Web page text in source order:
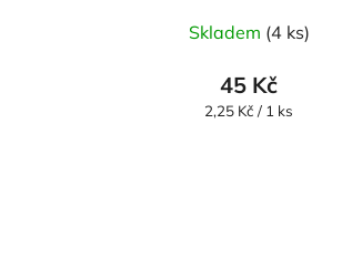
Skladem (4 ks)
45 Kč
Měrná
2,25 Kč / 1 ks